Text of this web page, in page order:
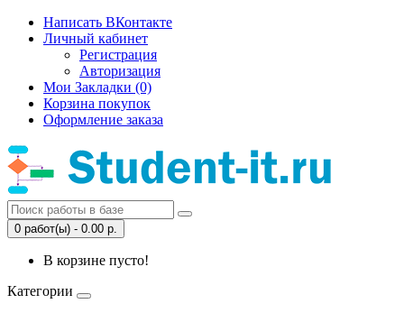
Написать ВКонтакте
Личный кабинет
Регистрация
Авторизация
Мои Закладки (0)
Корзина покупок
Оформление заказа
0 работ(ы) - 0.00 р.
В корзине пусто!
Категории